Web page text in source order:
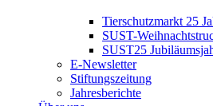
Tierschutzmarkt 25
SUST-
SUST25
E-Newsletter
Stiftungszeitung
Jahresberichte